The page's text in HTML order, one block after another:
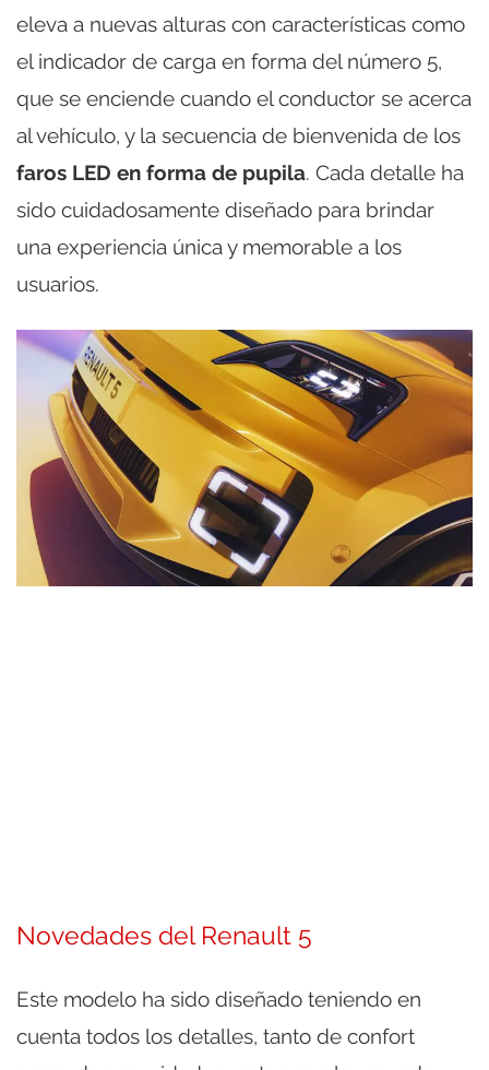
eleva a nuevas alturas con características como
el indicador de carga en forma del número 5,
que se enciende cuando el conductor se acerca
al vehículo, y la secuencia de bienvenida de los
faros LED en forma de pupila. Cada detalle ha
sido cuidadosamente diseñado para brindar
una experiencia única y memorable a los
usuarios.
Novedades del Renault 5
Este modelo ha sido diseñado teniendo en
cuenta todos los detalles, tanto de confort